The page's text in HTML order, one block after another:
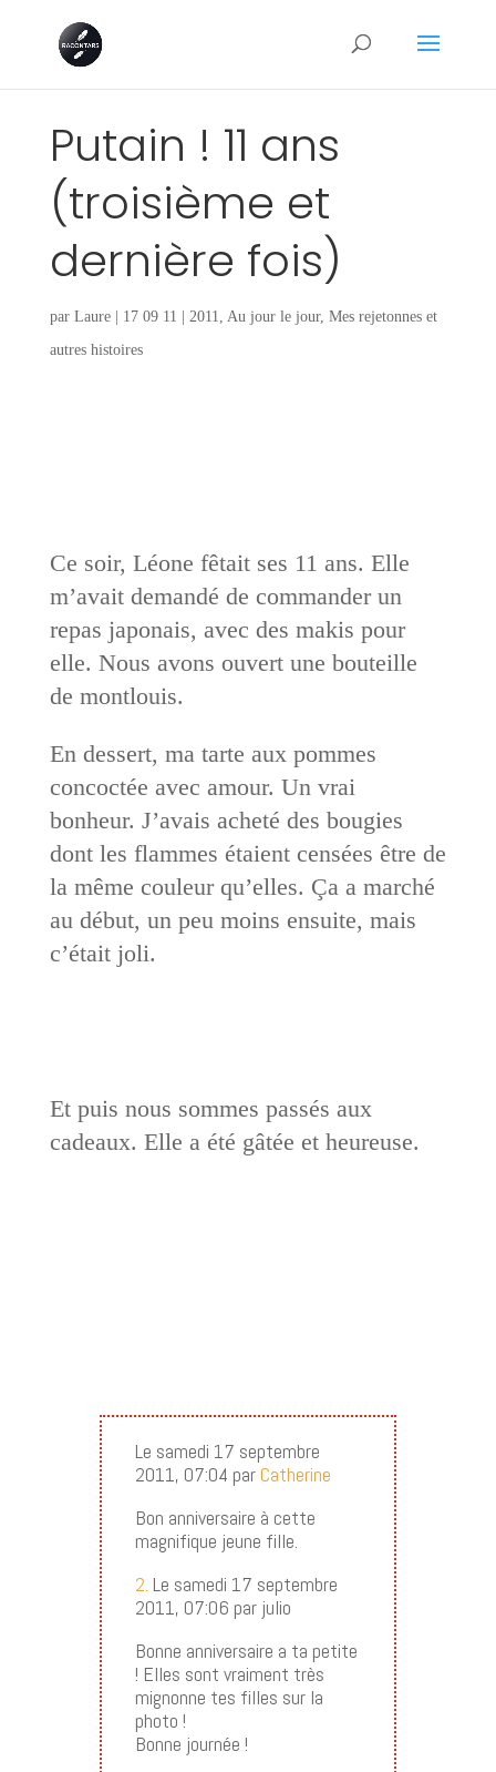
Putain ! 11 ans
(troisième et
dernière fois)
par Laure| 17 09 11 2011 Au jour le jour, Mes rejetonnes et
autres histoires
Ce soir, Léone fêtait ses 11 ans. Elle
m’avait demandé de commander un
repas japonais, avec des makis pour
elle. Nous avons ouvert une bouteille
de montlouis.
En dessert, ma tarte aux pommes
concoctée avec amour. Un vrai
bonheur. J’avais acheté des bougies
dont les flammes étaient censées être de
la même couleur qu’elles. Ça a marché
au début, un peu moins ensuite, mais
c’était joli.
Et puis nous sommes passés aux
cadeaux. Elle a été gâtée et heureuse.
Le samedi 17 septembre
2011, 07:04 parCatherine
Bon anniversaire à cette
magnifique jeune fille.
2. Le samedi 17 septembre
2011, 07:06 par julio
Bonne anniversaire a ta petite
! Elles sont vraiment très
mignonne tes filles sur la
photo !
Bonne journée !